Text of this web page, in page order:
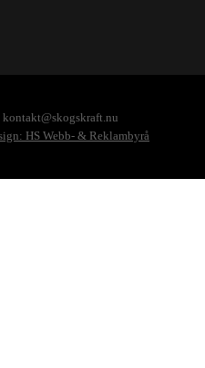
HS Webb- & Reklambyrå